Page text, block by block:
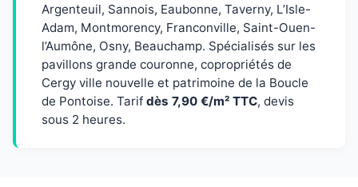
Argenteuil, Sannois, Eaubonne, Taverny, L’Isle-
Adam, Montmorency, Franconville, Saint-Ouen-
l’Aumône, Osny, Beauchamp. Spécialisés sur les
pavillons grande couronne, copropriétés de
Cergy ville nouvelle et patrimoine de la Boucle
de Pontoise. Tarif dès 7,90 €/m² TTC, devis
sous 2 heures.